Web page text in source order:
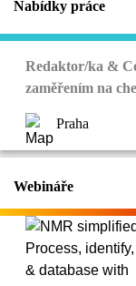
Nabídky práce
Redaktor/ka &
zaměřením na
Praha
Webináře